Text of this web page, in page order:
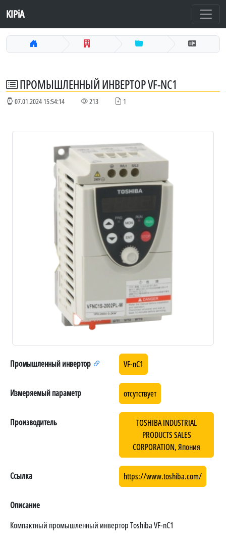
KIPiA
ПРОМЫШЛЕННЫЙ ИНВЕРТОР VF-NC1
07.01.2024 15:54:14 213 1
Промышленный инвертор VF-nC1
Измеряемый параметр отсутствует
Производитель
TOSHIBA INDUSTRIAL
PRODUCTS SALES
CORPORATION, Япония
Ссылка https://www.toshiba.com/
Описание
Компактный промышленный инвертор Toshiba VF-nC1